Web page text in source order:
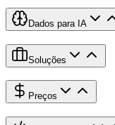
Dados para IA
Soluções
Preços